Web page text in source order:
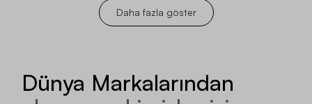
Daha fazla göster
Dünya Markalarından